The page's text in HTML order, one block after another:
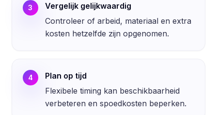
3
Vergelijk gelijkwaardig
Controleer of arbeid, materiaal en extra
kosten hetzelfde zijn opgenomen.
4
Plan op tijd
Flexibele timing kan beschikbaarheid
verbeteren en spoedkosten beperken.